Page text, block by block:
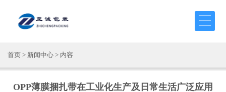
首页 > 新闻中心 > 内容
OPP薄膜捆扎带在工业化生产及日常生活广泛应用